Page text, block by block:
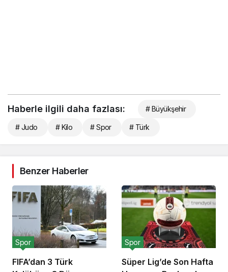
Haberle ilgili daha fazlası: # Büyükşehir
# Judo # Kilo # Spor # Türk
Benzer Haberler
FIFA’dan 3 Türk
Spor
Süper Lig’de Son Hafta
Spor